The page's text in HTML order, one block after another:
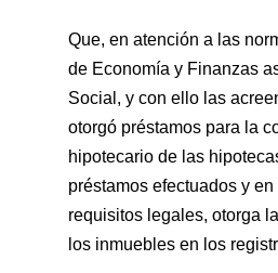
Que, en atención a las
de Economía y Finanzas
Social, y con ello las
otorgó préstamos para la
hipotecario de las
préstamos efectuados y
requisitos legales, otorga
los inmuebles en los